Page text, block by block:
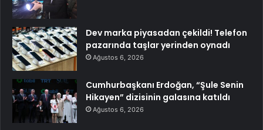
Dev marka piyasadan çekildi! Telefon
pazarında taşlar yerinden oynadı
Ağustos 6, 2026
Cumhurbaşkanı Erdoğan, “Şule Senin
Hikayen” dizisinin galasına katıldı
Ağustos 6, 2026